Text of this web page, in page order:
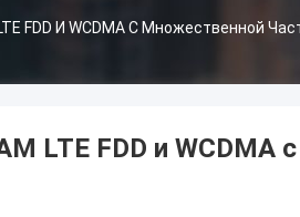
FDD И WCDMA С Множественной
LTE FDD и WCDMA